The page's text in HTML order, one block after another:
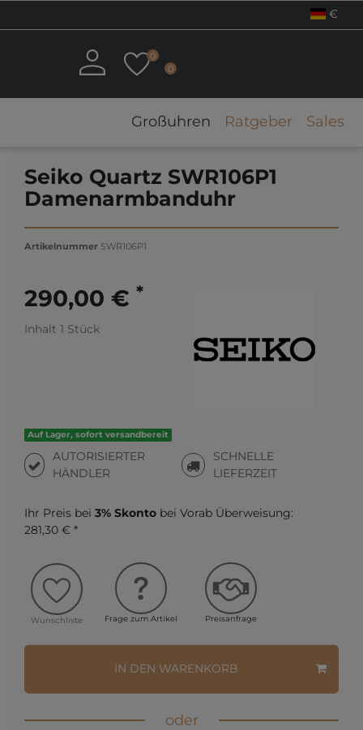
€
0
0
Großuhren Ratgeber Sales
Seiko Quartz SWR106P1
Damenarmbanduhr
Artikelnummer SWR106P1
290,00 € *
Inhalt 1 Stück
Auf Lager, sofort versandbereit
AUTORISIERTER
HÄNDLER
SCHNELLE
LIEFERZEIT
Ihr Preis bei 3% Skonto bei Vorab Überweisung:
281,30 € *
Wunschliste Frage zum Artikel Preisanfrage
IN DEN WARENKORB
oder